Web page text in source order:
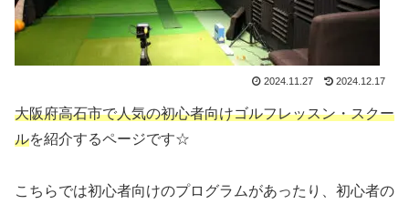
2024.11.27 2024.12.17
大阪府高石市で人気の初心者向けゴルフレッスン・スクー
ルを紹介するページです☆
こちらでは初心者向けのプログラムがあったり、初心者の